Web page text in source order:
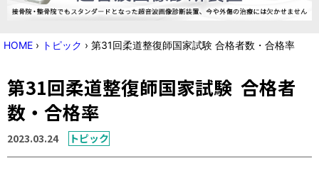
トピック
ニュース
国家試験対策
学会・セミナー情報
HOME › トピック › 第31回柔道整復師国家試験 合格者数・合格率
第31回柔道整復師国家試験 合格者
数・合格率
2023.03.24 トピック